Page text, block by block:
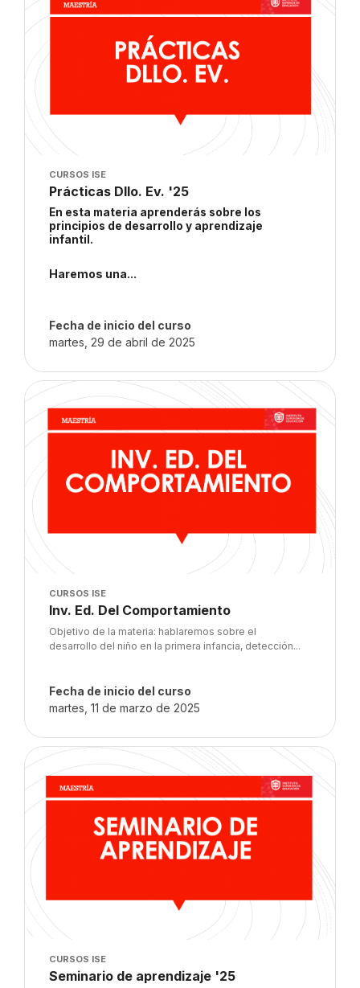
Imagen del curso
CURSOS ISE
Nombre del curso
Prácticas Dllo. Ev. '25
Texto del resumen del curso:
En esta materia aprenderás sobre los
principios de desarrollo y aprendizaje
infantil.
Haremos una...
Fecha de inicio del curso
martes, 29 de abril de 2025
Imagen del curso" Inv. Ed. Del Comportamiento
Imagen del curso
CURSOS ISE
Nombre del curso
Inv. Ed. Del Comportamiento
Texto del resumen del curso:
Objetivo de la materia: hablaremos sobre el
desarrollo del niño en la primera infancia, detección...
Fecha de inicio del curso
martes, 11 de marzo de 2025
Imagen del curso" Seminario de aprendizaje '25
Imagen del curso
CURSOS ISE
Nombre del curso
Seminario de aprendizaje '25